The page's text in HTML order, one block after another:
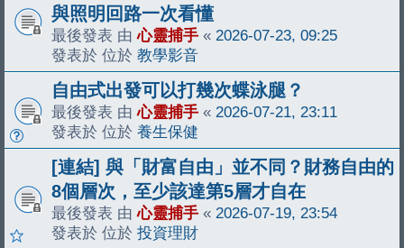
與照明回路一次看懂
最後發表 由心靈捕手 « 2026-07-23, 09:25
發表於 位於 教學影音
自由式出發可以打幾次蝶泳腿？
最後發表 由心靈捕手 « 2026-07-21, 23:11
發表於 位於 養生保健
[連結] 與「財富自由」並不同？財務自由的
8個層次，至少該達第5層才自在
最後發表 由心靈捕手 « 2026-07-19, 23:54
發表於 位於 投資理財